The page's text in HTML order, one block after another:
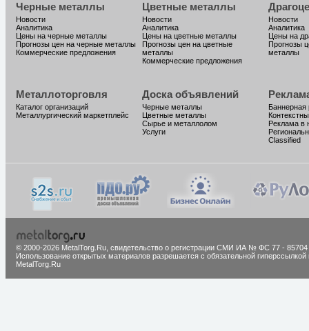
Черные металлы
Новости
Аналитика
Цены на черные металлы
Прогнозы цен на черные металлы
Коммерческие предложения
Цветные металлы
Новости
Аналитика
Цены на цветные металлы
Прогнозы цен на цветные
металлы
Коммерческие предложения
Новости
Аналитика
Цены на
Прогнозы
металлы
Металлоторговля
Каталог организаций
Металлургический маркетплейс
Доска объявлений
Черные металлы
Цветные металлы
Сырье и металлолом
Услуги
Баннерная
Реклама в
Classified
© 2000-2026 MetalTorg.Ru, cвидетельство о регистрации СМИ ИА № ФС 77 - 85704
Использование открытых материалов разрешается с обязательной гиперссылкой
MetalTorg.Ru